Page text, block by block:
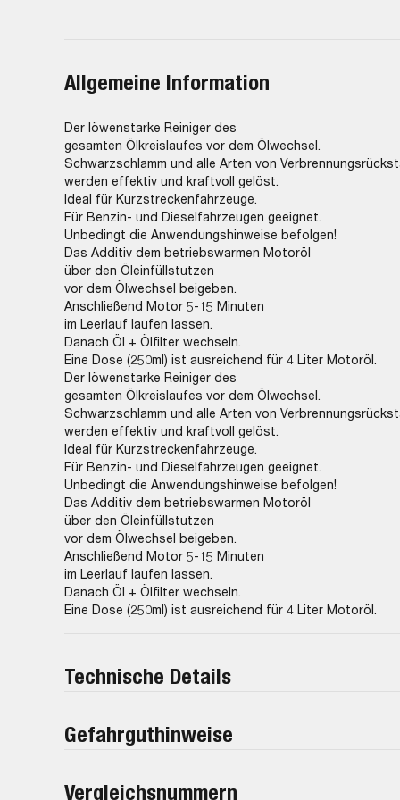
Allgemeine Information
Der löwenstarke Reiniger des
gesamten Ölkreislaufes vor dem Ölwechsel.
Schwarzschlamm und alle Arten von
werden effektiv und kraftvoll gelöst.
Ideal für Kurzstreckenfahrzeuge.
Für Benzin- und Dieselfahrzeugen geeignet.
Unbedingt die Anwendungshinweise befolgen!
Das Additiv dem betriebswarmen Motoröl
über den Öleinfüllstutzen
vor dem Ölwechsel beigeben.
Anschließend Motor 5-15 Minuten
im Leerlauf laufen lassen.
Danach Öl + Ölfilter wechseln.
Eine Dose (250ml) ist ausreichend für 4 Liter Motoröl.
Der löwenstarke Reiniger des
gesamten Ölkreislaufes vor dem Ölwechsel.
Schwarzschlamm und alle Arten von
werden effektiv und kraftvoll gelöst.
Ideal für Kurzstreckenfahrzeuge.
Für Benzin- und Dieselfahrzeugen geeignet.
Unbedingt die Anwendungshinweise befolgen!
Das Additiv dem betriebswarmen Motoröl
über den Öleinfüllstutzen
vor dem Ölwechsel beigeben.
Anschließend Motor 5-15 Minuten
im Leerlauf laufen lassen.
Danach Öl + Ölfilter wechseln.
Eine Dose (250ml) ist ausreichend für 4 Liter Motoröl.
Technische Details
Gefahrguthinweise
Vergleichsnummern